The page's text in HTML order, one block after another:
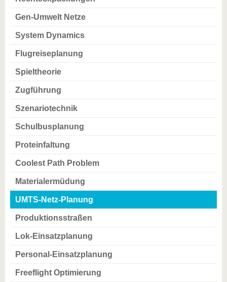
Gen-Umwelt Netze
System Dynamics
Flugreiseplanung
Spieltheorie
Zugführung
Szenariotechnik
Schulbusplanung
Proteinfaltung
Coolest Path Problem
Materialermüdung
UMTS-Netz-Planung
Produktionsstraßen
Lok-Einsatzplanung
Personal-Einsatzplanung
Freeflight Optimierung